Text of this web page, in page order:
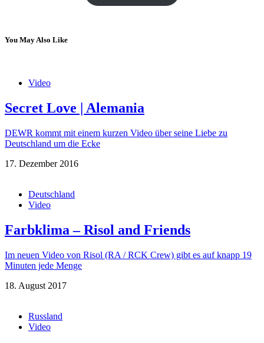
You May Also Like
Video
Secret Love | Alemania
DEWR kommt mit einem kurzen Video über seine Liebe zu
Deutschland um die Ecke
17. Dezember 2016
Deutschland
Video
Farbklima – Risol and Friends
Im neuen Video von Risol (RA / RCK Crew) gibt es auf knapp 19
Minuten jede Menge
18. August 2017
Russland
Video